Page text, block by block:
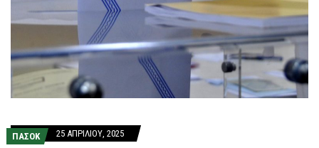
ΠΑΣΟΚ 25 ΑΠΡΙΛΊΟΥ, 2025